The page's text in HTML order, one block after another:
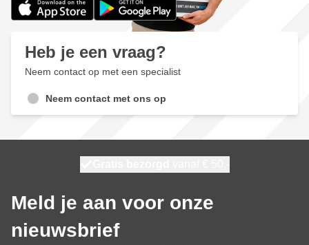
Heb je een vraag?
Neem contact op met een specialist
Neem contact met ons op
Meld je aan voor onze
nieuwsbrief